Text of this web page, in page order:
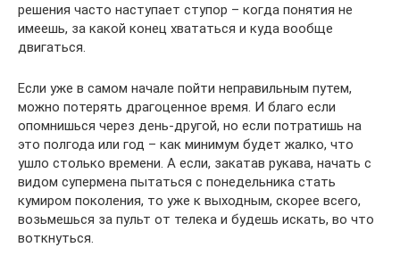
решения часто наступает ступор – когда понятия не
имеешь, за какой конец хвататься и куда вообще
двигаться.
Если уже в самом начале пойти неправильным путем,
можно потерять драгоценное время. И благо если
опомнишься через день-другой, но если потратишь на
это полгода или год – как минимум будет жалко, что
ушло столько времени. А если, закатав рукава, начать с
видом супермена пытаться с понедельника стать
кумиром поколения, то уже к выходным, скорее всего,
возьмешься за пульт от телека и будешь искать, во что
воткнуться.